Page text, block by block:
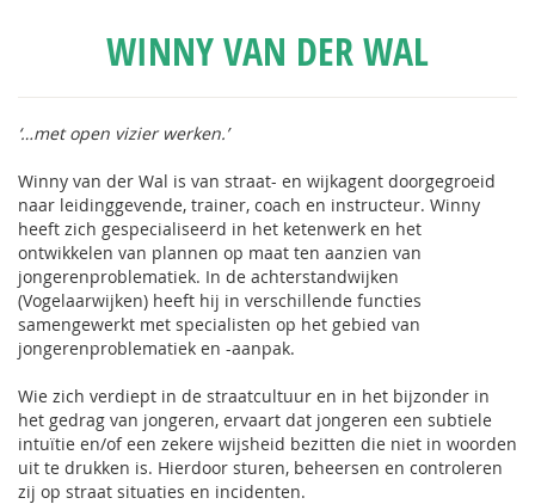
WINNY VAN DER WAL
‘…met open vizier werken.’
Winny van der Wal is van straat- en wijkagent doorgegroeid
naar leidinggevende, trainer, coach en instructeur. Winny
heeft zich gespecialiseerd in het ketenwerk en het
ontwikkelen van plannen op maat ten aanzien van
jongerenproblematiek. In de achterstandwijken
(Vogelaarwijken) heeft hij in verschillende functies
samengewerkt met specialisten op het gebied van
jongerenproblematiek en -aanpak.
Wie zich verdiept in de straatcultuur en in het bijzonder in
het gedrag van jongeren, ervaart dat jongeren een subtiele
intuïtie en/of een zekere wijsheid bezitten die niet in woorden
uit te drukken is. Hierdoor sturen, beheersen en controleren
zij op straat situaties en incidenten.